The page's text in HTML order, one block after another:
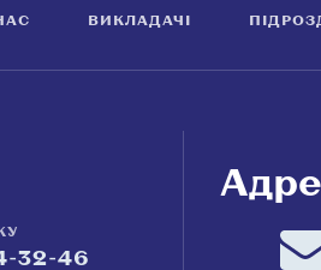
ВИКЛАДАЧІ
32-46